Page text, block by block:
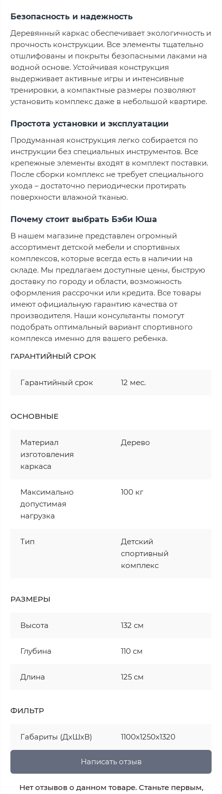
Безопасность и надежность
Деревянный каркас обеспечивает экологичность и
прочность конструкции. Все элементы тщательно
отшлифованы и покрыты безопасными лаками на
водной основе. Устойчивая конструкция
выдерживает активные игры и интенсивные
тренировки, а компактные размеры позволяют
установить комплекс даже в небольшой квартире.
Простота установки и эксплуатации
Продуманная конструкция легко собирается по
инструкции без специальных инструментов. Все
крепежные элементы входят в комплект поставки.
После сборки комплекс не требует специального
ухода – достаточно периодически протирать
поверхности влажной тканью.
Почему стоит выбрать Бэби Юша
В нашем магазине представлен огромный
ассортимент детской мебели и спортивных
комплексов, которые всегда есть в наличии на
складе. Мы предлагаем доступные цены, быструю
доставку по городу и области, возможность
оформления рассрочки или кредита. Все товары
имеют официальную гарантию качества от
производителя. Наши консультанты помогут
подобрать оптимальный вариант спортивного
комплекса именно для вашего ребенка.
ГАРАНТИЙНЫЙ СРОК
Гарантийный срок 12 мес.
ОСНОВНЫЕ
Материал
изготовления
каркаса
Дерево
Максимально
допустимая
нагрузка
100 кг
Тип
Детский
спортивный
комплекс
РАЗМЕРЫ
Высота 132 см
Глубина 110 см
Длина 125 см
ФИЛЬТР
Габариты (ДхШхВ) 1100х1250х1320
Написать отзыв
Нет отзывов о данном товаре. Станьте первым,